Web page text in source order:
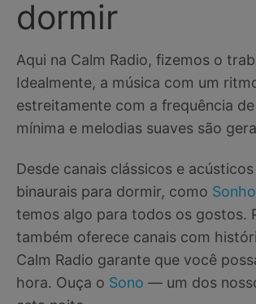
dormir
Aqui na Calm Radio, fizemos o
Idealmente, a música com um
estreitamente com a frequência
mínima e melodias suaves são
Desde canais clássicos e
binaurais para dormir, como
temos algo para todos os gostos.
também oferece canais com
Calm Radio garante que você
hora. Ouça o Sono — um dos